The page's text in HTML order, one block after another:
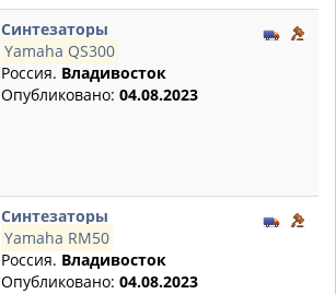
Синтезаторы
Yamaha QS300
Россия. Владивосток
Опубликовано: 04.08.2023
Синтезаторы
Yamaha RM50
Россия. Владивосток
Опубликовано: 04.08.2023